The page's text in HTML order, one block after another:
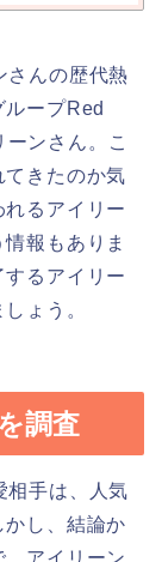
さんの歴代熱
ープRed
ンさん。こ
きたのか気
るアイリー
報もありま
るアイリー
ょう。
調査
相手は、人気
し、結論か